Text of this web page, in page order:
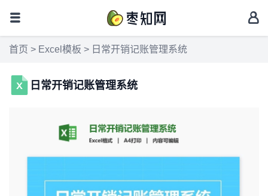
首页 > Excel模板 > 日常开销记账管理系统
日常开销记账管理系统